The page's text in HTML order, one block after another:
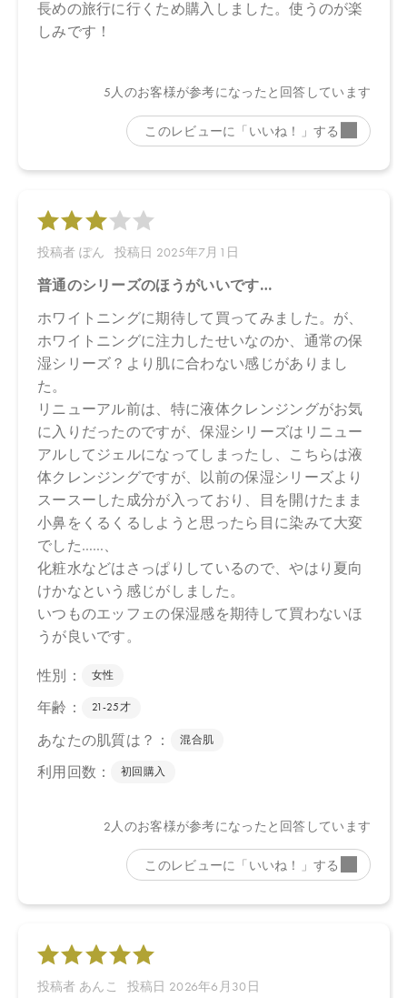
油＊、アトラスシーダー樹皮油＊、イタリアイトスギ葉／実／茎
油＊、ベルガモット果実油＊、オレンジ果皮油＊、ニオイテンジ
クアオイ油＊、ＢＧ、キシリトール、カプリリルグリコール、コ
＊オーガニック原料
■エッフェオーガニック モアブライトニング ジェルウォッシュ
水、アロエベラ液汁＊、コカミドプロピルベタイン、ココイルグ
ルタミン酸２Ｎａ、ラウリン酸ポリグリセリル－１０、プロパン
ダマスクバラ胎座培養エキス、乳酸桿菌培養溶解質、乳酸桿菌発
酵液、ケトグルタル酸、加水分解コメヌカエキス、ビサボロー
ル、トマト果実エキス、ジジフススピナクリスチ葉エキス、デュ
ナリエラサリナエキス、ミロタムヌスフラベリフォリア葉／茎エ
キス、サピンヅストリホリアツス果実エキス、シリカ、ホホバ種
子油、グリコシルトレハロース、加水分解水添デンプン、スクレ
ロチウムガム、キサンタンガム、アルギニン、トレハロース、ス
クワラン、アスコルビン酸、ビターオレンジ花油＊、ビターオレ
ンジ葉／枝油＊、アトラスシーダー樹皮油＊、イタリアイトスギ
葉／実／茎油＊、ベルガモット果実油＊、オレンジ果皮油＊、ニ
オイテンジクアオイ油＊、ＢＧ、キシリトール、カプリリルグリ
コール、フィチン酸、酸化銀、クエン酸
＊オーガニック原料
■エッフェオーガニック モアブライトニング ローション
水、アロエベラ液汁＊、プロパンジオール、エタノール＊、ペン
チレングリコール、ナツミカン花水＊、ダマスクバラ胎座培養エ
キス、乳酸桿菌培養溶解質、乳酸桿菌発酵液、ケトグルタル酸、
加水分解コメヌカエキス、ビサボロール、トマト果実エキス、ジ
ジフススピナクリスチ葉エキス、デュナリエラサリナエキス、ミ
ロタムヌスフラベリフォリア葉／茎エキス、セージ葉エキス＊、
タチジャコウソウ花／葉エキス＊、グリセリン、ホホバ種子油、
ジラウロイルグルタミン酸リシンＮａ、キサンタンガム、アルギ
ニン、トレハロース、スクワラン、アスコルビン酸、ビターオレ
油＊、イタリアイトスギ葉／実／茎油＊、ベルガモット果実油
＊、オレンジ果皮油＊、ニオイテンジクアオイ油＊、ＢＧ、キシ
リトール、カプリリルグリコール、ラウリン酸ポリグリセリル－
１０、フィチン酸、酸化銀、クエン酸、クエン酸Ｎａ
＊オーガニック原料
ル、スクワラン、ナツミカン花水＊、ダマスクバラ胎座培養エキ
水分解コメヌカエキス、ビサボロール、トマト果実エキス、ジジ
フススピナクリスチ葉エキス、デュナリエラサリナエキス、ミロ
ーオレンジ葉／枝油＊、アトラスシーダー樹皮油＊、イタリアイ
＊、ニオイテンジクアオイ油＊、ベヘニルアルコール、プロパン